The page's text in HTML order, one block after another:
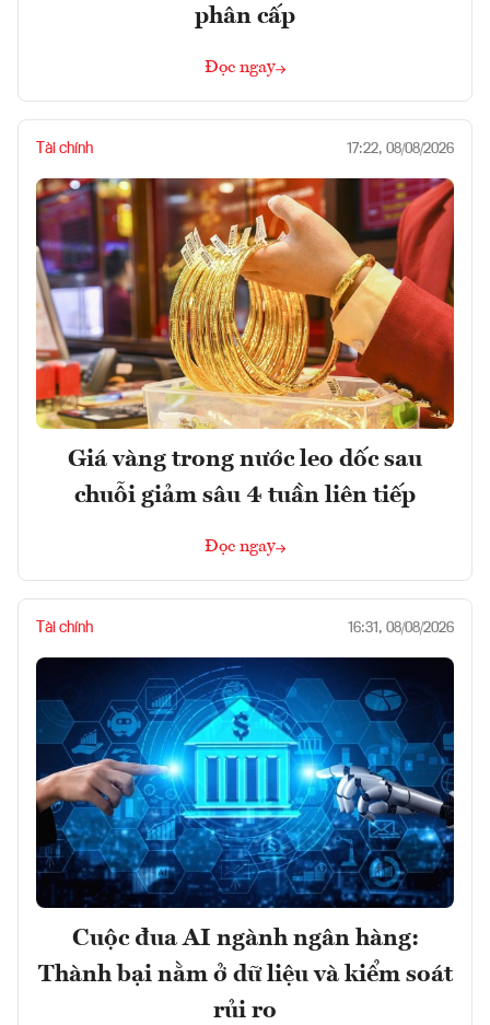
phân cấp
Đọc ngay
Tài chính 17:22, 08/08/2026
Giá vàng trong nước leo dốc sau
chuỗi giảm sâu 4 tuần liên tiếp
Đọc ngay
Tài chính 16:31, 08/08/2026
Cuộc đua AI ngành ngân hàng:
Thành bại nằm ở dữ liệu và kiểm soát
rủi ro